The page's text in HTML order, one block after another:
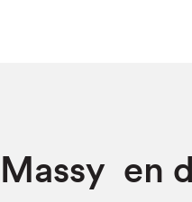
Hydro-Québec
en